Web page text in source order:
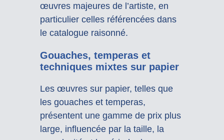
œuvres majeures de l’artiste, en
particulier celles référencées dans
le catalogue raisonné.
Gouaches, temperas et
techniques mixtes sur papier
Les œuvres sur papier, telles que
les gouaches et temperas,
présentent une gamme de prix plus
large, influencée par la taille, la